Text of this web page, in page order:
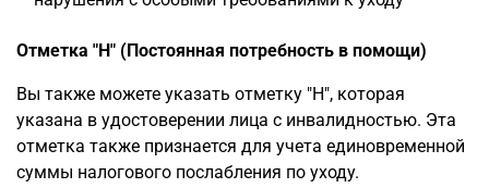
Отметка "H" (Постоянная потребность в помощи)
Вы также можете указать отметку "H", которая
указана в удостоверении лица с инвалидностью. Эта
отметка также признается для учета единовременной
суммы налогового послабления по уходу.